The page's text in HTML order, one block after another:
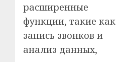
расширенные
функции, такие как
запись звонков и
анализ данных,